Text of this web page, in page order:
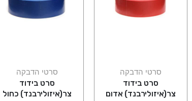
סרטי הדבקה
סרט בידוד
צר(איזולירבנד) אדום
סרטי הדבקה
סרט בידוד
צר(איזולירבנד) כחול